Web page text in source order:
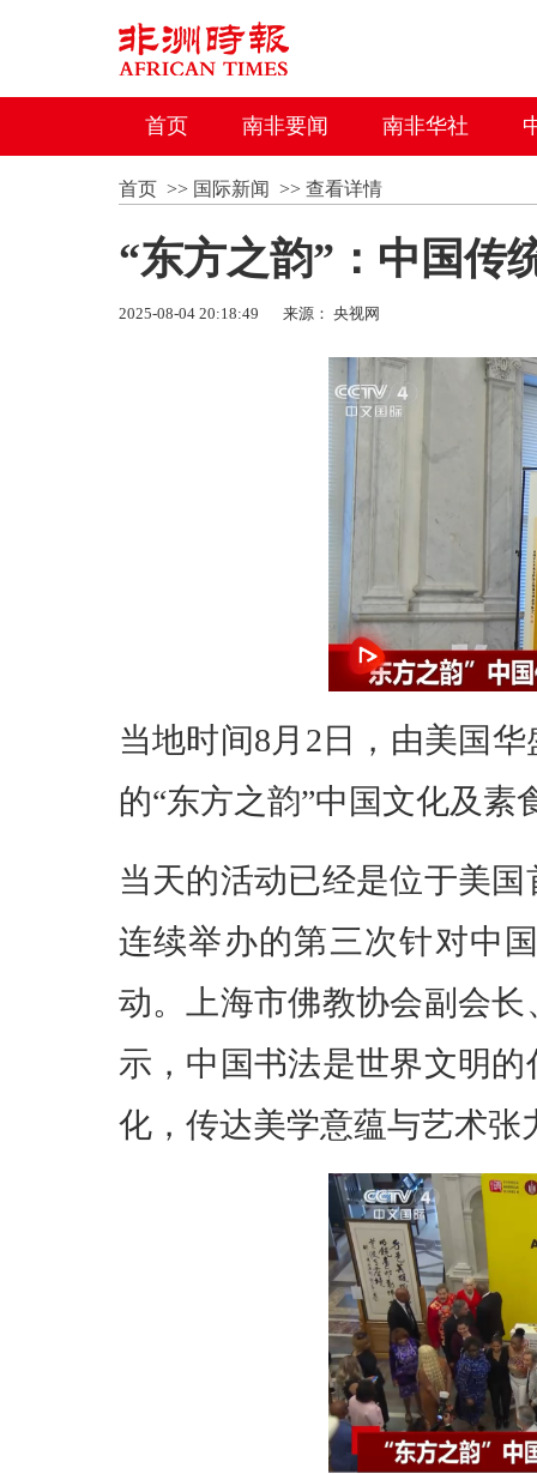
首页 南非要闻 南非华社
首页>> 国际新闻 >> 查看详情
“东方之韵”：中国传
2025-08-04 20:18:49 来源： 央视网
当地时间8月2日，由美国
的“东方之韵”中国文化及
当天的活动已经是位于美
连续举办的第三次针对中
动。上海市佛教协会副会
示，中国书法是世界文明
化，传达美学意蕴与艺术张